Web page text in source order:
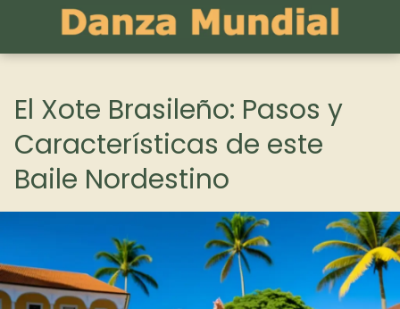
El Xote Brasileño: Pasos y
Características de este
Baile Nordestino